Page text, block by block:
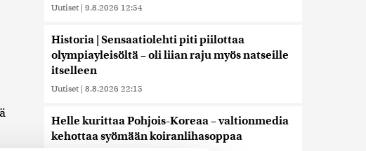
Uutiset | 9.8.2026 12:54
Historia | Sensaatiolehti piti piilottaa
olympiayleisöltä – oli liian raju myös natseille
itselleen
Uutiset | 8.8.2026 22:15
Helle kurittaa Pohjois-Koreaa – valtionmedia
kehottaa syömään koiranlihasoppaa